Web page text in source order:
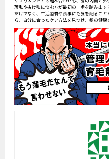
薄毛や抜け毛に悩む方が最初の一歩を踏み出
だけでなく、生活習慣や食事にも気を配るこ
ら、自分に合ったケア方法を見つけ、髪の健康